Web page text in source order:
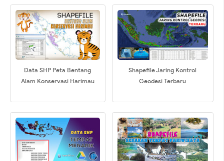
Data SHP Peta Bentang
Alam Konservasi Harimau
Shapefile Jaring Kontrol
Geodesi Terbaru